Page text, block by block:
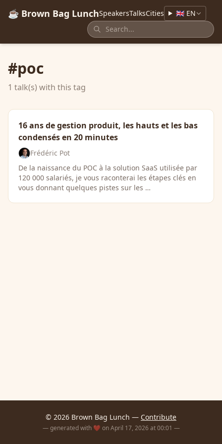
☕ Brown Bag LunchSpeakersTalksCities 🇬🇧 EN
#poc
1 talk(s) with this tag
16 ans de gestion produit, les hauts et les bas
condensés en 20 minutes
Frédéric Pot
De la naissance du POC à la solution SaaS utilisée par
120 000 salariés, je vous raconterai les étapes clés en
vous donnant quelques pistes sur les …
© 2026 Brown Bag Lunch — Contribute
— generated with ❤️ on April 17, 2026 at 00:01 —